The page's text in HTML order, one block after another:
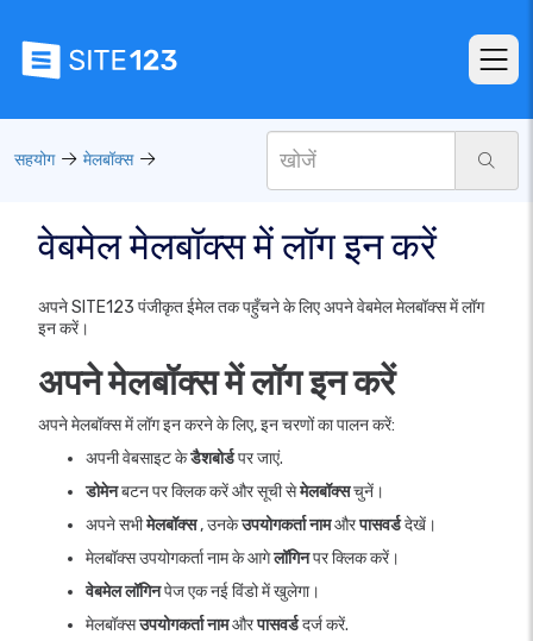
सहयोग मेलबॉक्स
वेबमेल मेलबॉक्स में लॉग इन करें
अपने SITE123 पंजीकृत ईमेल तक पहुँचने के लिए अपने वेबमेल मेलबॉक्स में लॉग
इन करें।
अपने मेलबॉक्स में लॉग इन करें
अपने मेलबॉक्स में लॉग इन करने के लिए, इन चरणों का पालन करें:
अपनी वेबसाइट केडैशबोर्डपर जाएं.
डोमेनबटन पर क्लिक करें और सूची सेमेलबॉक्सचुनें।
अपने सभीमेलबॉक्स, उनकेउपयोगकर्ता नामऔरपासवर्डदेखें।
मेलबॉक्स उपयोगकर्ता नाम के आगेलॉगिनपर क्लिक करें।
वेबमेल लॉगिनपेज एक नई विंडो में खुलेगा।
मेलबॉक्सउपयोगकर्ता नामऔरपासवर्डदर्ज करें.